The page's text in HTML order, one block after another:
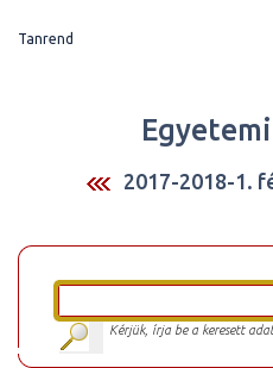
Tanrend
2017-2018-1.
Kérjük, írja be a keresett